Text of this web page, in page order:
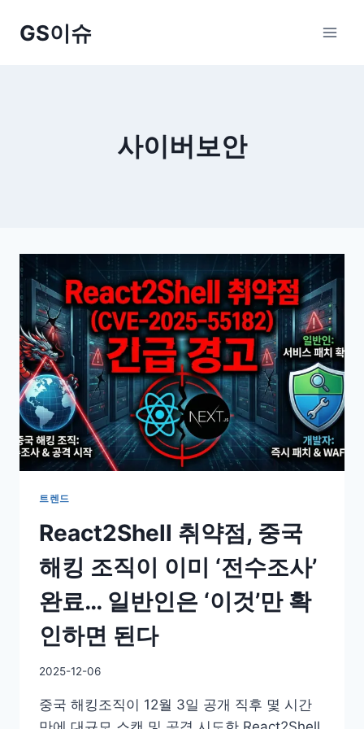
GS이슈
사이버보안
트렌드
React2Shell 취약점, 중국
해킹 조직이 이미 ‘전수조사’
완료… 일반인은 ‘이것’만 확
인하면 된다
By
이
슈
2025-12-06
중국 해킹조직이 12월 3일 공개 직후 몇 시간